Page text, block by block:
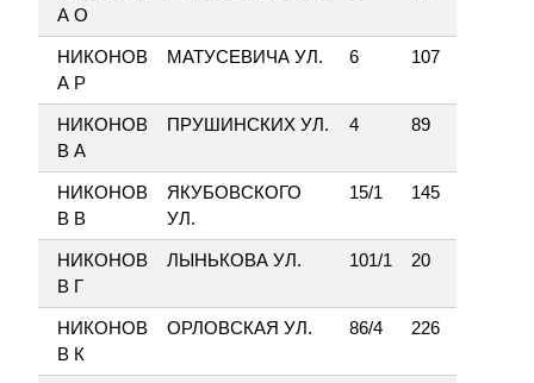
А О
НИКОНОВ
А Р
МАТУСЕВИЧА УЛ. 6 107
НИКОНОВ
В А
ПРУШИНСКИХ УЛ. 4 89
НИКОНОВ
В В
ЯКУБОВСКОГО
УЛ.
15/1 145
НИКОНОВ
В Г
ЛЫНЬКОВА УЛ. 101/1 20
НИКОНОВ
В К
ОРЛОВСКАЯ УЛ. 86/4 226